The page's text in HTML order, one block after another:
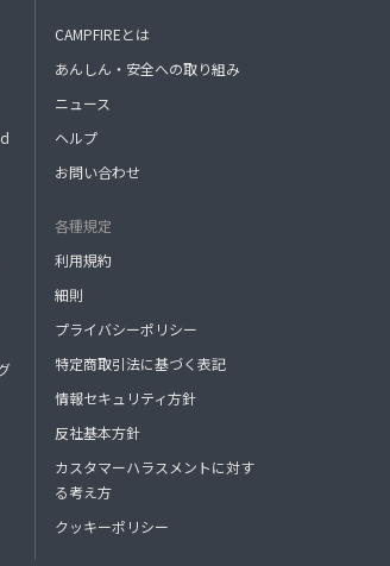
CAMPFIREとは
あんしん・安全への取り組み
ニュース
ヘルプ
お問い合わせ
各種規定
利用規約
細則
プライバシーポリシー
特定商取引法に基づく表記
情報セキュリティ方針
反社基本方針
カスタマーハラスメントに対す
る考え方
クッキーポリシー